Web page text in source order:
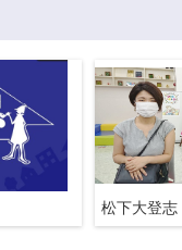
松下大登志